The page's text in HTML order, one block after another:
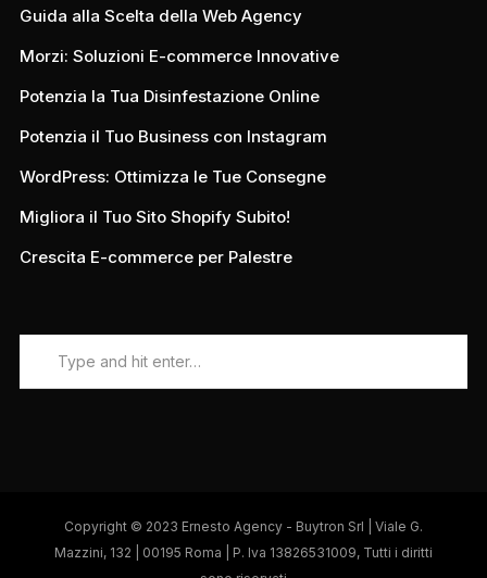
Guida alla Scelta della Web Agency
Morzi: Soluzioni E-commerce Innovative
Potenzia la Tua Disinfestazione Online
Potenzia il Tuo Business con Instagram
WordPress: Ottimizza le Tue Consegne
Migliora il Tuo Sito Shopify Subito!
Crescita E-commerce per Palestre
Copyright © 2023 Ernesto Agency - Buytron Srl | Viale G.
Mazzini, 132 | 00195 Roma | P. Iva 13826531009, Tutti i diritti